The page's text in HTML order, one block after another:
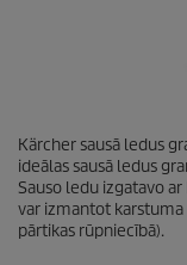
Kärcher sausā ledus
ideālas sausā ledus
Sauso ledu izgatavo
var izmantot
pārtikas rūpniecībā).